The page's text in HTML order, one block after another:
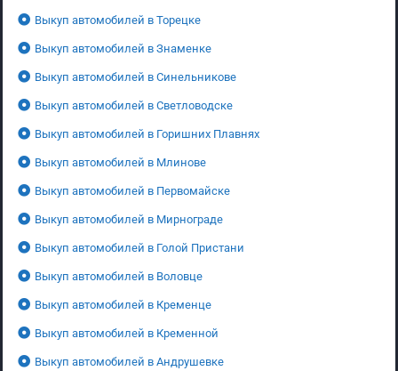
Выкуп автомобилей в Торецке
Выкуп автомобилей в Знаменке
Выкуп автомобилей в Синельникове
Выкуп автомобилей в Светловодске
Выкуп автомобилей в Горишних Плавнях
Выкуп автомобилей в Млинове
Выкуп автомобилей в Первомайске
Выкуп автомобилей в Мирнограде
Выкуп автомобилей в Голой Пристани
Выкуп автомобилей в Воловце
Выкуп автомобилей в Кременце
Выкуп автомобилей в Кременной
Выкуп автомобилей в Андрушевке